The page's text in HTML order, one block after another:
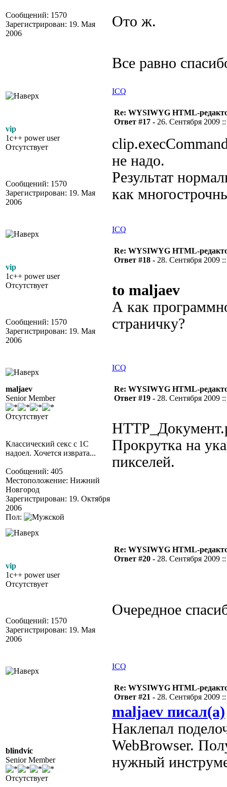
Сообщений: 1570
Зарегистрирован: 19. Мая
2006
Ото ж.
Все равно
ICQ
vip
1c++ power user
Отсутствует
Сообщений: 1570
Зарегистрирован: 19. Мая
2006
Re: WYSIWYG HTML-
Ответ #17 - 26. Сентября 2009
не надо.
Результат
как
ICQ
vip
1c++ power user
Отсутствует
Сообщений: 1570
Зарегистрирован: 19. Мая
2006
Re: WYSIWYG HTML-
Ответ #18 - 28. Сентября 2009
to maljaev
А как
страничку?
ICQ
maljaev
Senior Member
Отсутствует
Классический секс с 1С
надоел. Хочется изврата...
Сообщений: 405
Местоположение: Нижний
Новгород
Зарегистрирован: 19. Октября
2006
Пол:
Re: WYSIWYG HTML-
Ответ #19 - 28. Сентября 2009
Прокрутка на
пикселей.
vip
1c++ power user
Отсутствует
Сообщений: 1570
Зарегистрирован: 19. Мая
2006
Re: WYSIWYG HTML-
Ответ #20 - 28. Сентября 2009
Очередное
ICQ
blindvic
Senior Member
Отсутствует
Re: WYSIWYG HTML-
Ответ #21 - 28. Сентября 2009
maljaev писал(а)
Наклепал
WebBrowser.
нужный